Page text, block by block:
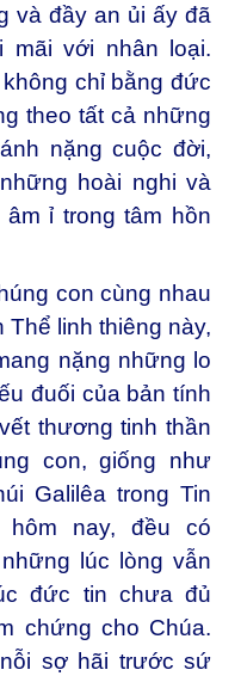
và đầy an ủi ấy đã
mãi với nhân loại.
chỉ bằng đức
theo tất cả những
nặng cuộc đời,
hoài nghi và
ỉ trong tâm hồn
con cùng nhau
linh thiêng này,
nặng những lo
đuối của bản tính
thương tinh thần
con, giống như
Galilêa trong Tin
hôm nay, đều có
lúc lòng vẫn
đức tin chưa đủ
chứng cho Chúa.
sợ hãi trước sứ